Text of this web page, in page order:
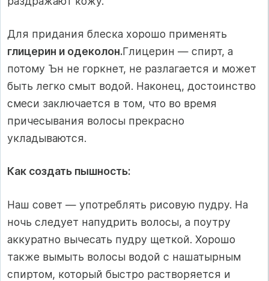
Для придания блеска хорошо применять
глицерин и одеколон.Глицерин — спирт, а
потому Ън не горкнет, не разлагается и может
быть легко смыт водой. Наконец, достоинство
смеси заключается в том, что во время
причесывания волосы прекрасно
укладываются.
Как создать пышность:
Наш совет — употреблять рисовую пудру. На
ночь следует напуд­рить волосы, а поутру
аккуратно вычесать пудру щеткой. Хорошо
также вымыть волосы водой с нашатырным
спиртом, который быстро растворяется и